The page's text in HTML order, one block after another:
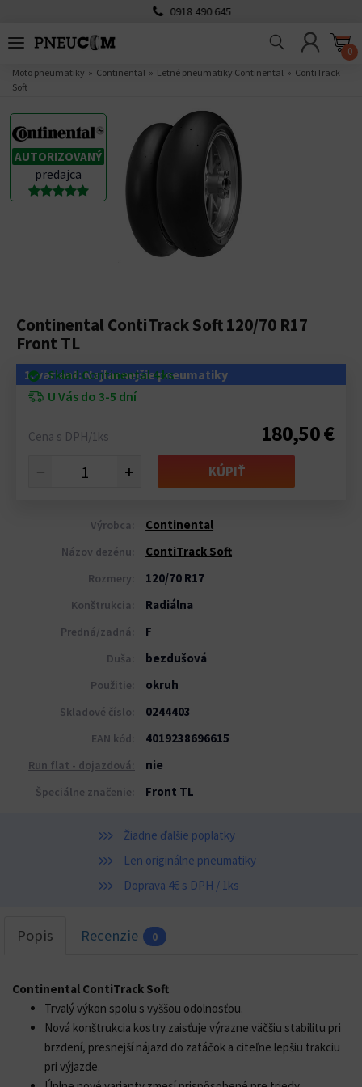
0918 490 645
0
Moto pneumatiky Continental Letné pneumatiky Continental
ContiTrack
Soft
AUTORIZOVANÝ
predajca
Continental ContiTrack Soft 120/70 R17
Front TL
1. variant: Najlacnejšie pneumatiky
Sklad Continental 4 ks
U Vás do 3-5 dní
Cena s DPH/1ks 180,50 €
− + KÚPIŤ
Výrobca: Continental
Názov dezénu: ContiTrack Soft
Rozmery: 120/70 R17
Konštrukcia: Radiálna
Predná/zadná: F
Duša: bezdušová
Použitie: okruh
Skladové číslo: 0244403
EAN kód: 4019238696615
Run flat - dojazdová: nie
Špeciálne značenie: Front TL
Žiadne ďalšie poplatky
Len originálne pneumatiky
Doprava 4€ s DPH / 1ks
Popis Recenzie 0
Continental ContiTrack Soft
Trvalý výkon spolu s vyššou odolnosťou.
Nová konštrukcia kostry zaisťuje výrazne väčšiu stabilitu pri
brzdení, presnejší nájazd do zatáčok a citeľne lepšiu trakciu
pri výjazde.